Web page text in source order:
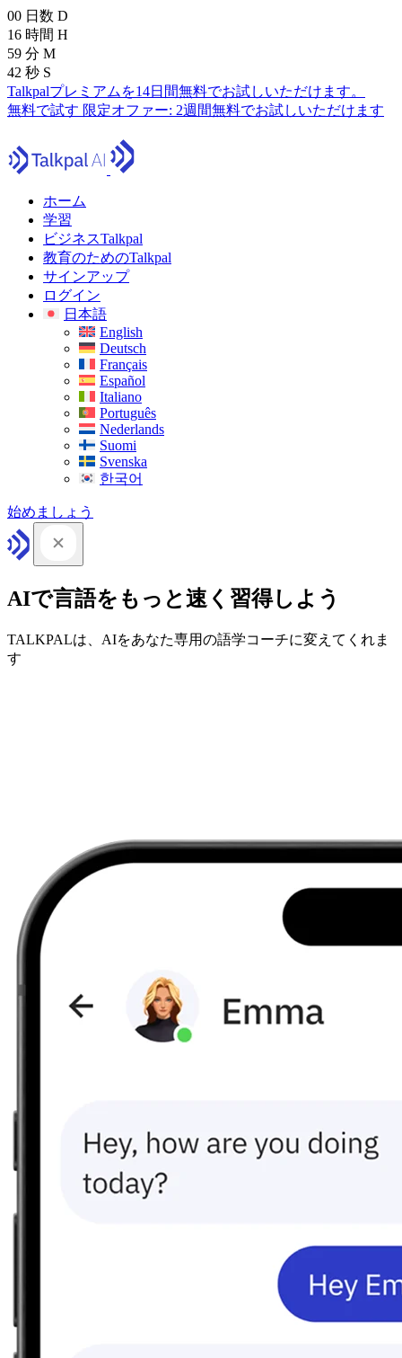
00 日数 D
16 時間 H
59 分 M
40 秒 S
Talkpalプレミアムを14日間無料でお試しいただけます。
無料で試す 限定オファー: 2週間無料でお試しいただけます
ホーム
学習
ビジネスTalkpal
教育のためのTalkpal
サインアップ
ログイン
日本語
English
Deutsch
Français
Español
Italiano
Português
Nederlands
Suomi
Svenska
한국어
始めましょう
AIで言語をもっと速く習得しよう
TALKPALは、AIをあなた専用の語学コーチに変えてくれま
す